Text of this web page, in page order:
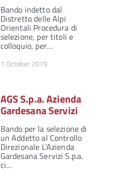
Bando indetto dal
Distretto delle Alpi
Orientali Procedura di
selezione, per titoli e
colloquio, per…
1 October 2019
AGS S.p.a. Azienda
Gardesana Servizi
Bando per la selezione di
un Addetto al Controllo
Direzionale L’Azienda
Gardesana Servizi S.p.a.
ci…